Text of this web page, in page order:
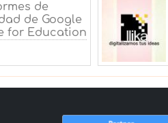
de
de Google
for Education